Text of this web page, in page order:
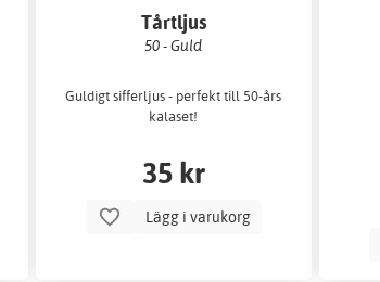
Tårtljus
50 - Guld
Guldigt sifferljus - perfekt till 50-års
kalaset!
35 kr
Lägg i varukorg